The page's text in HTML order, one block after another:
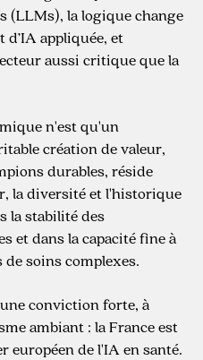
(LLMs), la logique change
d’IA appliquée, et
aussi critique que la
n'est qu'un
création de valeur,
durables, réside
la diversité et l'historique
la stabilité des
et dans la capacité fine à
soins complexes.
conviction forte, à
ambiant : la France est
européen de l'IA en santé.